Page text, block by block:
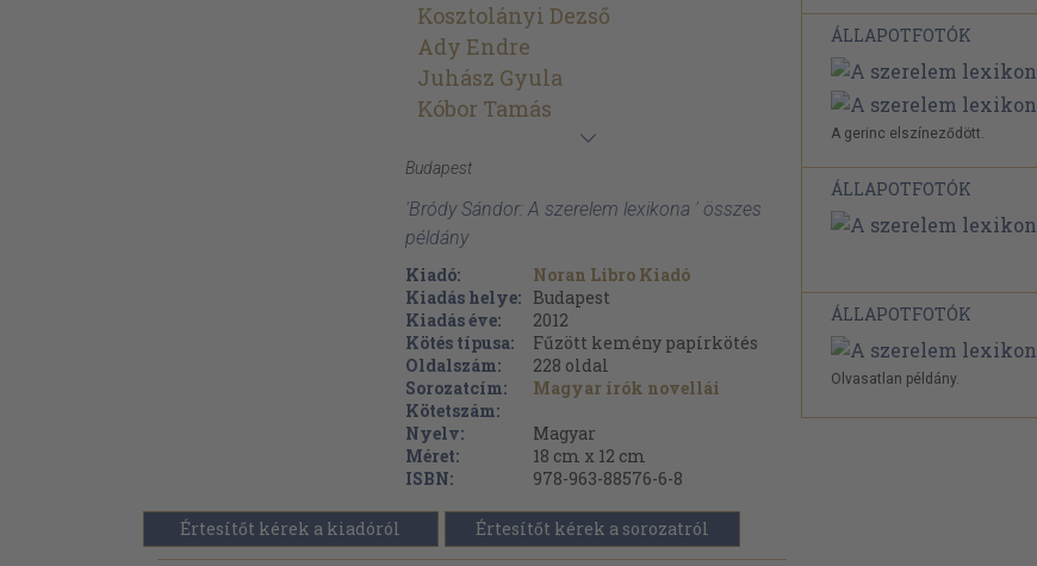
Kosztolányi Dezső
Ady Endre
Juhász Gyula
Kóbor Tamás
Budapest
'Bródy Sándor: A szerelem lexikona ' összes
példány
Kiadó:
Noran Libro Kiadó
Kiadás helye: Budapest
Kiadás éve:
2012
Kötés típusa:
Fűzött kemény papírkötés
Oldalszám:
228 oldal
Sorozatcím:
Magyar írók novellái
Kötetszám:
Nyelv:
Magyar
Méret:
18 cm x 12 cm
ISBN:
978-963-88576-6-8
Értesítőt kérek a kiadóról Értesítőt kérek a sorozatról
ÁLLAPOTFOTÓK
A gerinc elszíneződött.
ÁLLAPOTFOTÓK
ÁLLAPOTFOTÓK
Olvasatlan példány.